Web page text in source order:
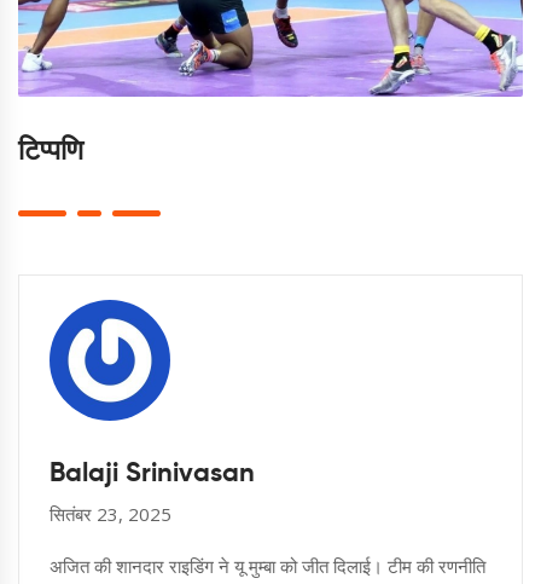
टिप्पणि
Balaji Srinivasan
सितंबर 23, 2025
अजित की शानदार राइडिंग ने यू मुम्बा को जीत दिलाई। टीम की रणनीति